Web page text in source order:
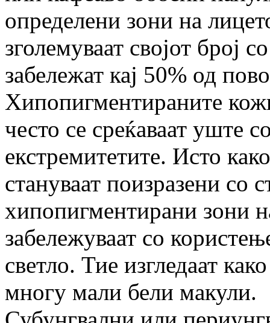
определени зони на
зголемуваат својот број
забележат кај 50% од
Хипопигментираните
често се среќаваат уште
екстремитетите. Исто
стануваат поизразени со
хипопигментирани зони
забележуваат со
светло. Тие изгледаат
многу мали бели макули.